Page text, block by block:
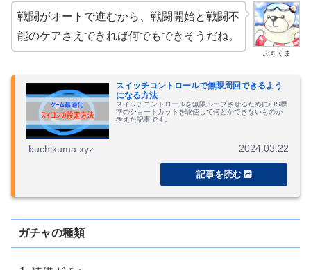
ぶちくま
戦闘がオートで進むから、戦闘開始と戦闘不
能のケアさえできれば何でもできそうだね。
スイッチコントロールで無限周回できるよう
になる方法
スイッチコントロールを無限ループさせるためにiOS標
準のショートカットを駆使して何とかできないものか
考えた記事です。
buchikuma.xyz 2024.03.22
ガチャの種類